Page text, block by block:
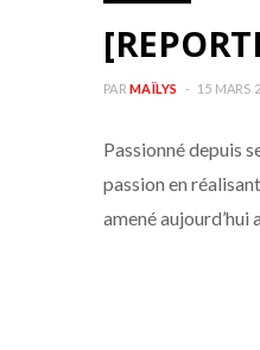
PAR MAÏLYS 15 MARS
Passionné depuis
passion en
amené